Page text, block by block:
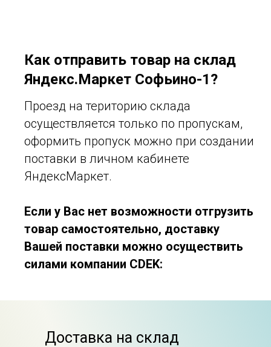
Как отправить товар на склад
Яндекс.Маркет Софьино-1?
Проезд на територию склада
осуществляется только по пропускам,
оформить пропуск можно при создании
поставки в личном кабинете
ЯндексМаркет.
Если у Вас нет возможности отгрузить
товар самостоятельно, доставку
Вашей поставки можно осуществить
силами компании CDEK:
Доставка на склад